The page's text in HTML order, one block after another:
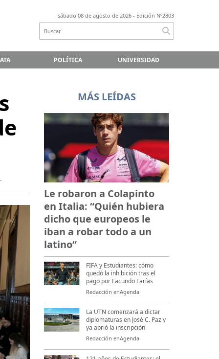
sábado 08 de agosto de 2026 - Edición Nº2803
POLÍTICA UNIVERSIDAD
MÁS LEÍDAS
Le robaron a Colapinto
en Italia: “Quién hubiera
dicho que europeos le
iban a robar todo a un
latino“
FIFA y Estudiantes: cómo
quedó la inhibición tras el
pago por Facundo Farías
Redacción enAgenda
La UTN comenzará a dictar
diplomaturas en José C. Paz y
ya abrió la inscripción
Redacción enAgenda